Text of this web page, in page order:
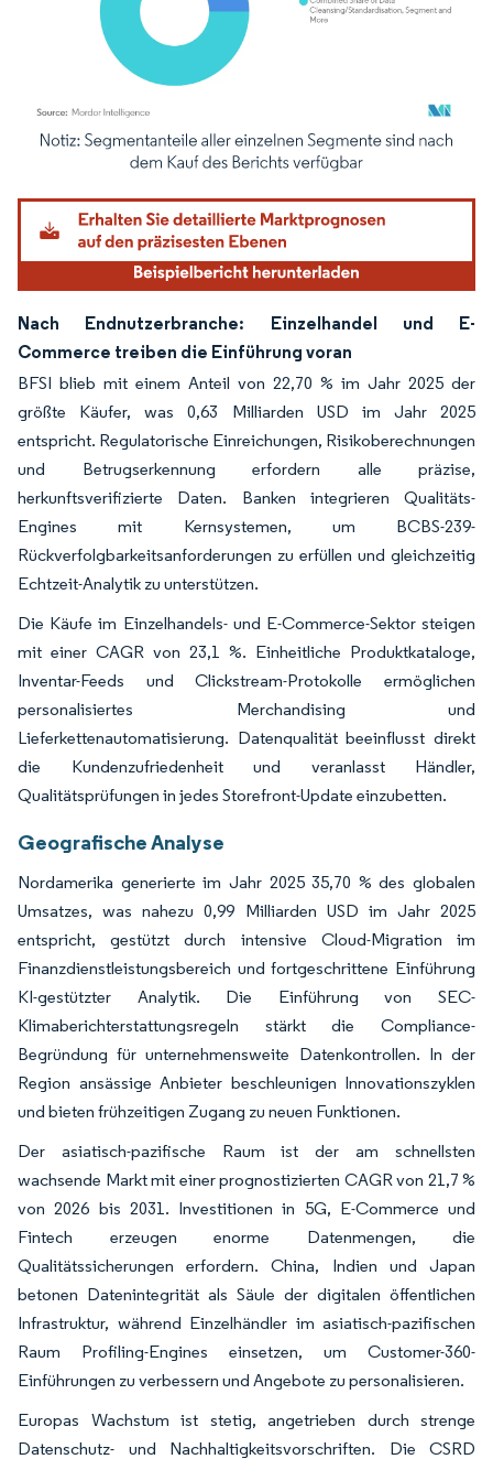
Bild © Mordor Intelligence. Wiederverwendung erfordert Namensnennung
Nach Endnutzerbranche: Einzelhandel und E-
Commerce treiben die Einführung voran
BFSI blieb mit einem Anteil von 22,70 % im Jahr 2025 der
größte Käufer, was 0,63 Milliarden USD im Jahr 2025
entspricht. Regulatorische Einreichungen, Risikoberechnungen
und Betrugserkennung erfordern alle präzise,
herkunftsverifizierte Daten. Banken integrieren Qualitäts-
Engines mit Kernsystemen, um BCBS-239-
Rückverfolgbarkeitsanforderungen zu erfüllen und gleichzeitig
Echtzeit-Analytik zu unterstützen.
Die Käufe im Einzelhandels- und E-Commerce-Sektor steigen
mit einer CAGR von 23,1 %. Einheitliche Produktkataloge,
Inventar-Feeds und Clickstream-Protokolle ermöglichen
personalisiertes Merchandising und
Lieferkettenautomatisierung. Datenqualität beeinflusst direkt
die Kundenzufriedenheit und veranlasst Händler,
Qualitätsprüfungen in jedes Storefront-Update einzubetten.
Geografische Analyse
Nordamerika generierte im Jahr 2025 35,70 % des globalen
Umsatzes, was nahezu 0,99 Milliarden USD im Jahr 2025
entspricht, gestützt durch intensive Cloud-Migration im
Finanzdienstleistungsbereich und fortgeschrittene Einführung
KI-gestützter Analytik. Die Einführung von SEC-
Klimaberichterstattungsregeln stärkt die Compliance-
Begründung für unternehmensweite Datenkontrollen. In der
Region ansässige Anbieter beschleunigen Innovationszyklen
und bieten frühzeitigen Zugang zu neuen Funktionen.
Der asiatisch-pazifische Raum ist der am schnellsten
wachsende Markt mit einer prognostizierten CAGR von 21,7 %
von 2026 bis 2031. Investitionen in 5G, E-Commerce und
Fintech erzeugen enorme Datenmengen, die
Qualitätssicherungen erfordern. China, Indien und Japan
betonen Datenintegrität als Säule der digitalen öffentlichen
Infrastruktur, während Einzelhändler im asiatisch-pazifischen
Raum Profiling-Engines einsetzen, um Customer-360-
Einführungen zu verbessern und Angebote zu personalisieren.
Europas Wachstum ist stetig, angetrieben durch strenge
Datenschutz- und Nachhaltigkeitsvorschriften. Die CSRD